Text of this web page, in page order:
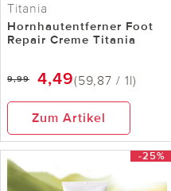
Titania
Hornhautentferner Foot
Repair Creme Titania
9,99 4,49(59,87 / 1l)
Zum Artikel
-25%